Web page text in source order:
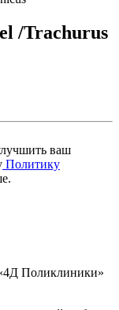
/Trachurus
ваш
Политику
Поликлиники»